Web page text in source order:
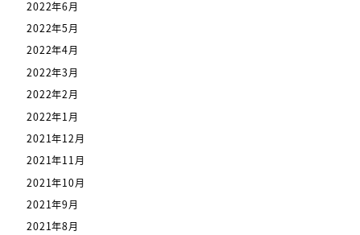
2022年6月
2022年5月
2022年4月
2022年3月
2022年2月
2022年1月
2021年12月
2021年11月
2021年10月
2021年9月
2021年8月